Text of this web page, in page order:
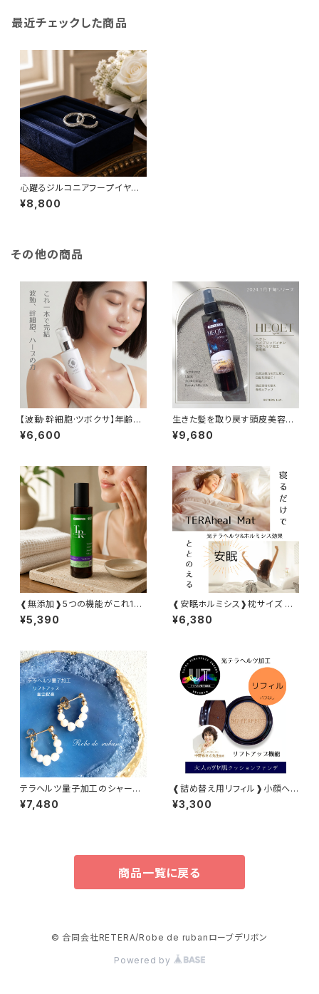
最近チェックした商品
心躍るジルコニアフープイヤリ
ング
¥8,800
その他の商品
【波動·幹細胞·ツボクサ】年齢肌
の為のオールインワンジェル
¥6,600
生きた髪を取り戻す頭皮美容液
たっぷり200ml
¥9,680
❰無添加❱5つの機能がこれ1本
で！ 消臭もできるマルチ化粧水
¥5,390
❰安眠ホルミシス❱枕サイズ の
不調をととのえるマット
¥6,380
テラヘルツ量子加工のシャープ
アップピアス 淡水パール
¥7,480
❰詰め替え用リフィル❱小顔へ
の近道&しみカバークッションフ
ァンデーション
¥3,300
商品一覧に戻る
© 合同会社RETERA/Robe de rubanローブデリボン
Powered by